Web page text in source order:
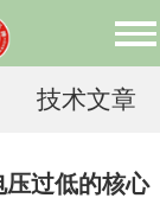
技术文章
压过低的核心